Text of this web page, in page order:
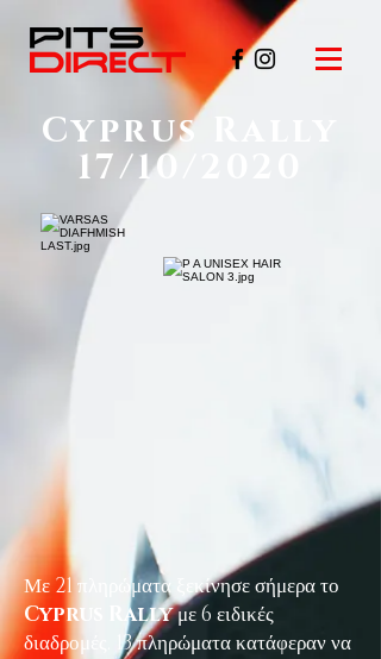
Cyprus Rally
17/10/2020
Με 21 πληρώματα ξεκίνησε σήμερα το
Cyprus Rallyμε 6 ειδικές
διαδρομές. 13 πληρώματα κατάφεραν να